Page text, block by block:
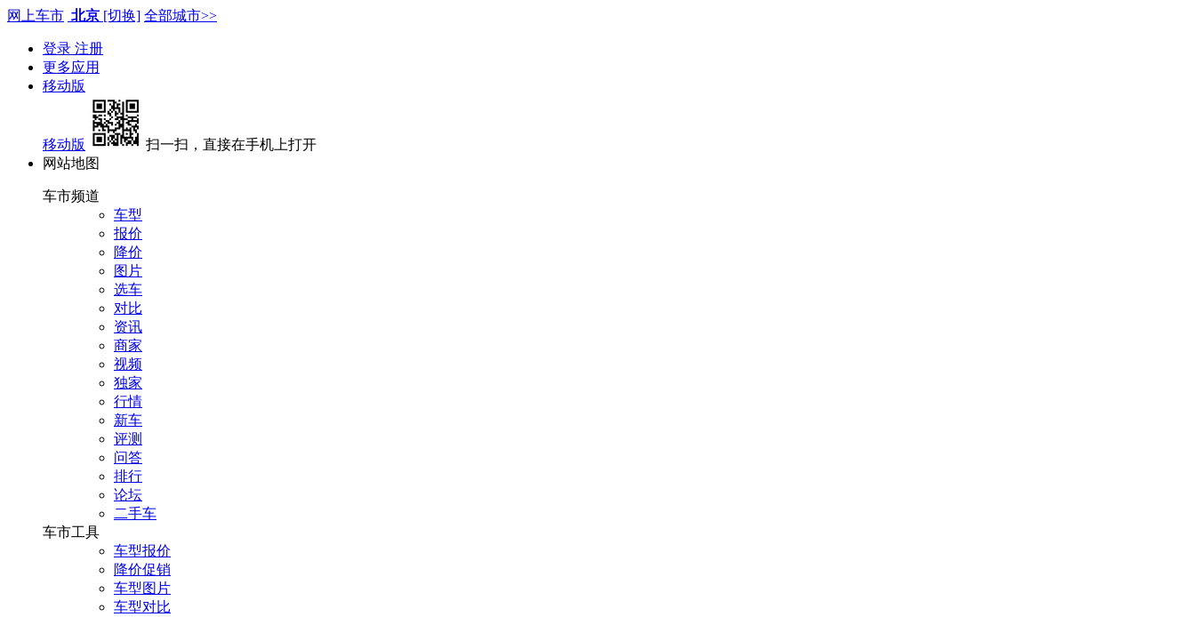
网上车市 北京 [切换] 全部城市>>
登录 注册
更多应用
移动版
移动版
扫一扫，直接在手机上打开
网站地图
车市频道
车型
报价
降价
图片
选车
对比
资讯
商家
视频
独家
行情
新车
评测
问答
排行
论坛
二手车
车市工具
车型报价
降价促销
车型图片
车型对比